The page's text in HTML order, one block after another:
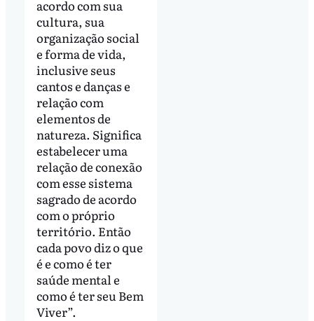
acordo com sua
cultura, sua
organização social
e forma de vida,
inclusive seus
cantos e danças e
relação com
elementos de
natureza. Significa
estabelecer uma
relação de conexão
com esse sistema
sagrado de acordo
com o próprio
território. Então
cada povo diz o que
é e como é ter
saúde mental e
como é ter seu Bem
Viver”.